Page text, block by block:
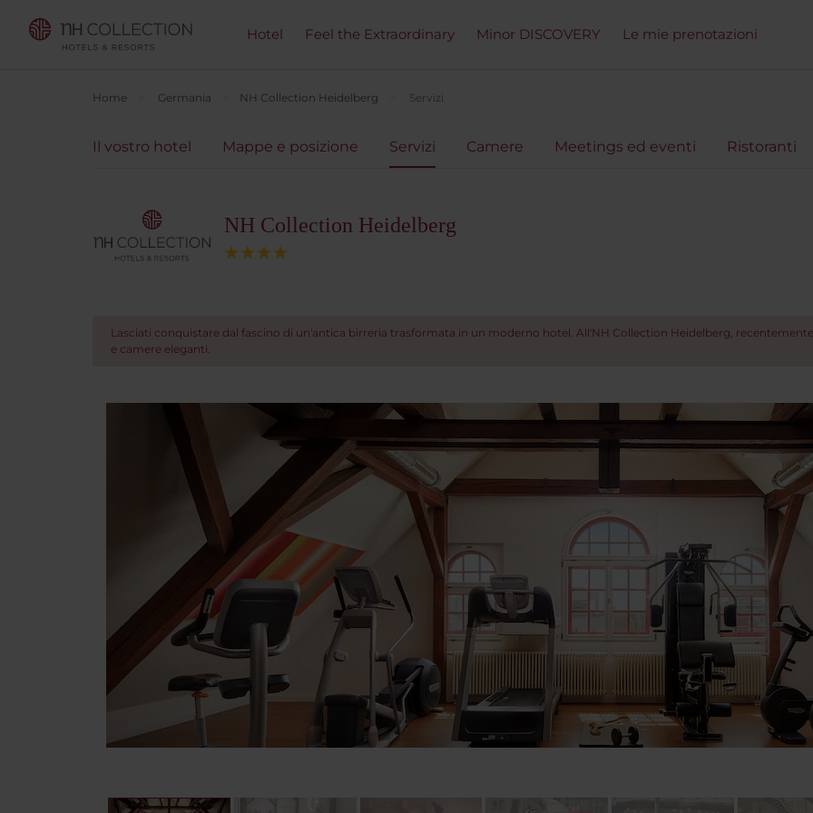
Hotel Feel the Extraordinary Minor DISCOVERY Le mie prenotazioni
Home Germania NH Collection Heidelberg Servizi
Il vostro hotel Mappe e posizione Servizi Camere Meetings ed eventi Ristoranti
NH Collection Heidelberg
Lasciati conquistare dal fascino di un'antica birreria trasformata in un moderno hotel. All'NH Collection Heidelberg,
e camere eleganti.